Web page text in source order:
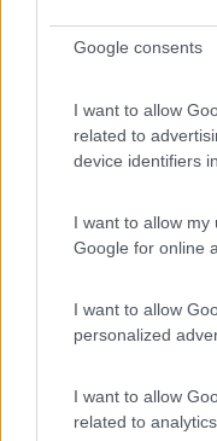
Google consents
I want to allow
related to
device identifiers
I want to allow
Google for online
I want to allow
personalized
I want to allow
related to
In risposta al messaggio di
non molto affollata come
molto in vista e ...non per
Oggi stò dando i
e ciao. Alpinalf
salito
Inserito il05/02/2019
In risposta al messaggio di